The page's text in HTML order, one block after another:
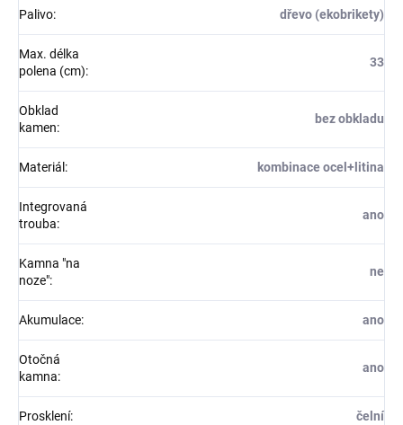
Palivo: dřevo (ekobrikety)
Max. délka
polena (cm):
33
Obklad
kamen:
bez obkladu
Materiál : kombinace ocel+litina
Integrovaná
trouba:
ano
Kamna "na
noze":
ne
Akumulace: ano
Otočná
kamna:
ano
Prosklení: čelní